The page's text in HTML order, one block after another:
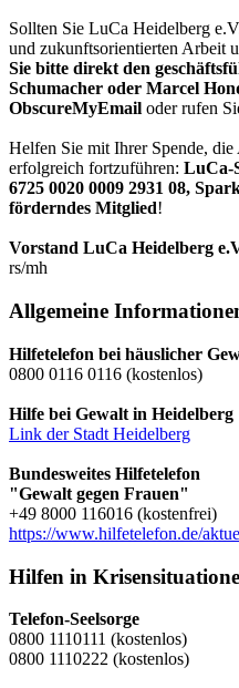
Sollten Sie LuCa Heidelberg
und zukunftsorientierten Arbeit
Sie bitte direkt den
Schumacher oder Marcel
ObscureMyEmail oder rufen
Helfen Sie mit Ihrer Spende,
erfolgreich fortzuführen: LuCa-
6725 0020 0009 2931 08,
förderndes Mitglied!
Vorstand LuCa Heidelberg
rs/mh
Allgemeine
Hilfetelefon bei häuslicher
0800 0116 0116 (kostenlos)
Hilfe bei Gewalt in Heidelberg
Link der Stadt Heidelberg
Bundesweites Hilfetelefon
"Gewalt gegen Frauen"
+49 8000 116016 (kostenfrei)
https://www.hilfetelefon.de/
Hilfen in
Telefon-Seelsorge
0800 1110111 (kostenlos)
0800 1110222 (kostenlos)